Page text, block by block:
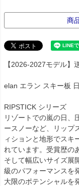
商
【2026-2027モデル】
elan エラン スキー板
RIPSTICK シリーズ
リゾートでの嵐の日、
ースノーなど、リップ
ィションと地形でスキ
れています。受賞歴の
そして幅広いサイズ展
級のパフォーマンスを
大限のポテンシャルを